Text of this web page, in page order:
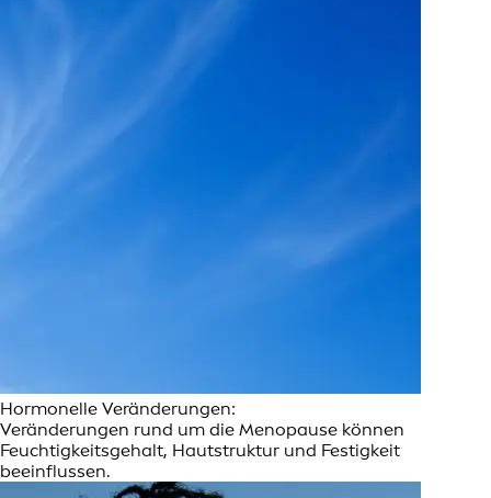
Hormonelle Veränderungen:
Veränderungen rund um die Menopause können
Feuchtigkeitsgehalt, Hautstruktur und Festigkeit
beeinflussen.